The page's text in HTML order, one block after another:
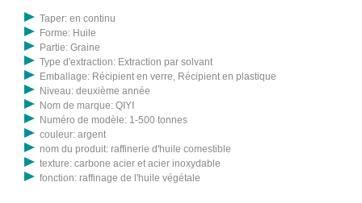
Taper: en continu
Forme: Huile
Partie: Graine
Type d'extraction: Extraction par solvant
Emballage: Récipient en verre, Récipient en plastique
Niveau: deuxième année
Nom de marque: QIYI
Numéro de modèle: 1-500 tonnes
couleur: argent
nom du produit: raffinerie d'huile comestible
texture: carbone acier et acier inoxydable
fonction: raffinage de l'huile végétale